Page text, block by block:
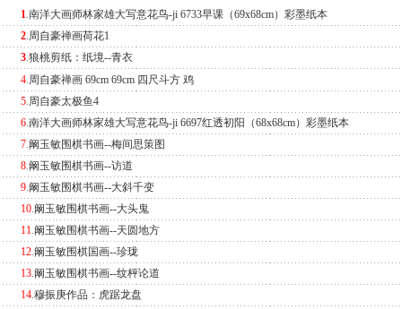
1.南洋大画师林家雄大写意花鸟-ji 6733早课（69x68cm）彩墨纸本
2.周自豪禅画荷花1
3.狼桃剪纸：纸境--青衣
4.周自豪禅画 69cm 69cm 四尺斗方 鸡
5.周自豪太极鱼4
6.南洋大画师林家雄大写意花鸟-ji 6697红透初阳（68x68cm）彩墨纸本
7.阚玉敏围棋书画--梅间思策图
8.阚玉敏围棋书画--访道
9.阚玉敏围棋书画--大斜千变
10.阚玉敏围棋书画--大头鬼
11.阚玉敏围棋书画--天圆地方
12.阚玉敏围棋国画--珍珑
13.阚玉敏围棋书画--纹枰论道
14.穆振庚作品：虎踞龙盘